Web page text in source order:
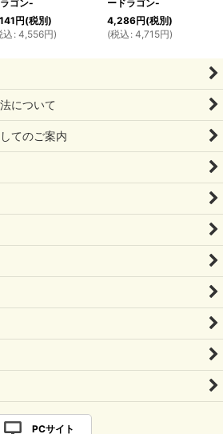
ラゴン-
円(税別)
込 : 4,556円)
ードラゴン-
4,286円(税別)
(税込 : 4,715円)
について
てのご案内
PCサイト